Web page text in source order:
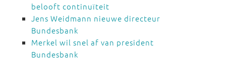
belooft continuïteit
Jens Weidmann nieuwe directeur
Bundesbank
Merkel wil snel af van president
Bundesbank